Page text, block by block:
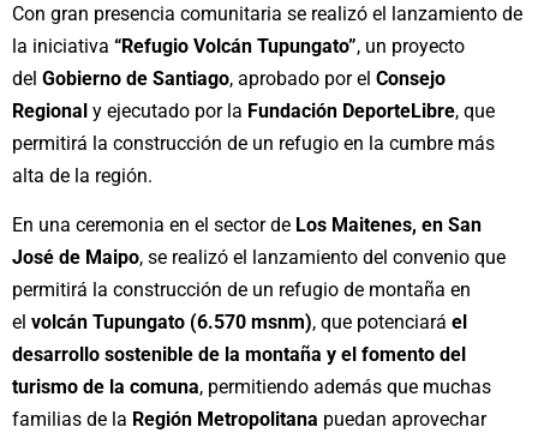
Con gran presencia comunitaria se realizó el lanzamiento de
la iniciativa “Refugio Volcán Tupungato”, un proyecto
del Gobierno de Santiago, aprobado por el Consejo
Regional y ejecutado por la Fundación DeporteLibre, que
permitirá la construcción de un refugio en la cumbre más
alta de la región.
En una ceremonia en el sector de Los Maitenes, en San
José de Maipo, se realizó el lanzamiento del convenio que
permitirá la construcción de un refugio de montaña en
el volcán Tupungato (6.570 msnm), que potenciará el
desarrollo sostenible de la montaña y el fomento del
turismo de la comuna, permitiendo además que muchas
familias de la Región Metropolitana puedan aprovechar